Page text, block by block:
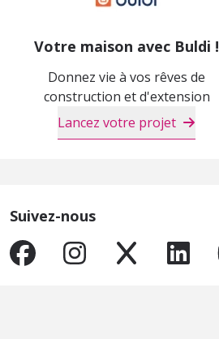
Votre maison avec Buldi !
Donnez vie à vos rêves de
construction et d'extension
Lancez votre projet
Suivez-nous